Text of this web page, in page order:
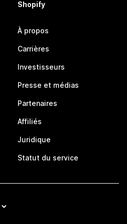
Shopify
À propos
Carrières
Investisseurs
Presse et médias
Partenaires
Affiliés
Juridique
Statut du service